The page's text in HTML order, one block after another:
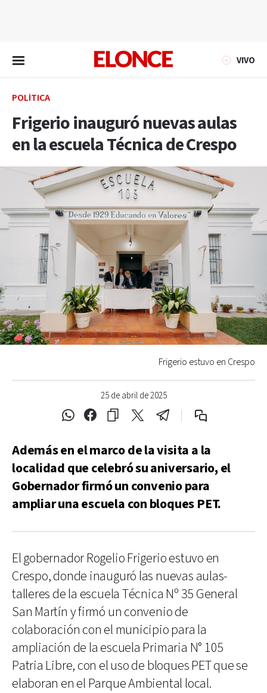
VIVO
POLÍTICA
Frigerio inauguró nuevas aulas
en la escuela Técnica de Crespo
25 de abril de 2025
Frigerio estuvo en Crespo
Además en el marco de la visita a la
localidad que celebró su aniversario, el
Gobernador firmó un convenio para
ampliar una escuela con bloques PET.
El gobernador Rogelio Frigerio estuvo en
Crespo, donde inauguró las nuevas aulas-
talleres de la escuela Técnica Nº 35 General
San Martín y firmó un convenio de
colaboración con el municipio para la
ampliación de la escuela Primaria N° 105
Patria Libre, con el uso de bloques PET que se
elaboran en el Parque Ambiental local.